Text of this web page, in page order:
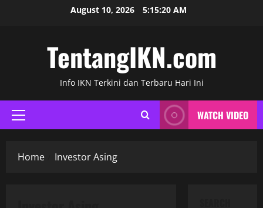
August 10, 2026 5:15:20 AM
TentangIKN.com
Info IKN Terkini dan Terbaru Hari Ini
Primary
Menu
WATCH VIDEO
Home Investor Asing